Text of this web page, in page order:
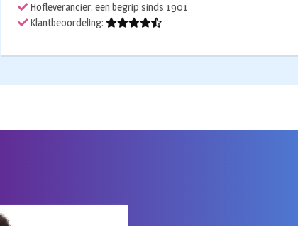
Hofleverancier: een begrip sinds 1901
Klantbeoordeling: